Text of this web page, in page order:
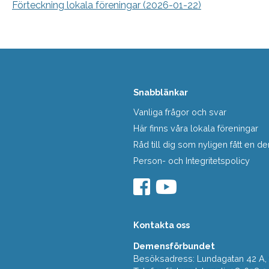
Förteckning lokala föreningar (2026-01-22)
Snabblänkar
Vanliga frågor och svar
Här finns våra lokala föreningar
Råd till dig som nyligen fått en
Person- och Integritetspolicy
Kontakta oss
Demensförbundet
Besöksadress: Lundagatan 42 A,